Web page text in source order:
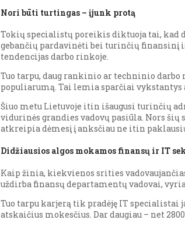
Nori būti turtingas – įjunk protą
Tokių specialistų poreikis diktuoja tai, kad
gebančių pardavinėti bei turinčių
tendencijas darbo rinkoje.
Tuo tarpu, daug rankinio ar techninio
populiarumą. Tai lemia sparčiai
Šiuo metu Lietuvoje itin išaugusi turinčių
vidurinės grandies vadovų pasiūla. Nors
atkreipia dėmesį į anksčiau ne itin
Didžiausios algos mokamos finansų ir IT
Kaip žinia, kiekvienos srities
uždirba finansų departamentų vadovai,
Tuo tarpu karjerą tik pradėję IT specialistai
atskaičius mokesčius. Dar daugiau – net